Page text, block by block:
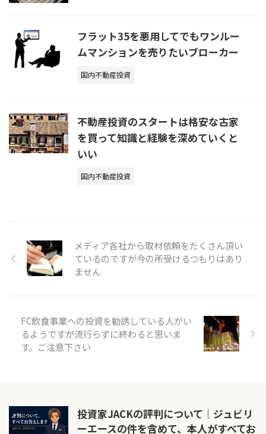
フラット35を悪用してでもワンルー
ムマンションを売りたいブローカー
国内不動産投資
不動産投資のスタートは格安な古家
を買って知識と経験を深めていくと
いい
国内不動産投資
メディア各社から取材依頼をたくさん頂い
ているのですが今の所受けるつもりはあり
ません
FC飲食事業への投資を勧誘している人がい
るようですが流行らずに終わると思いま
す。ご注意下さい
投資家JACKの評判について｜ジュビリ
ーエースの件を含めて、本人がすべてお